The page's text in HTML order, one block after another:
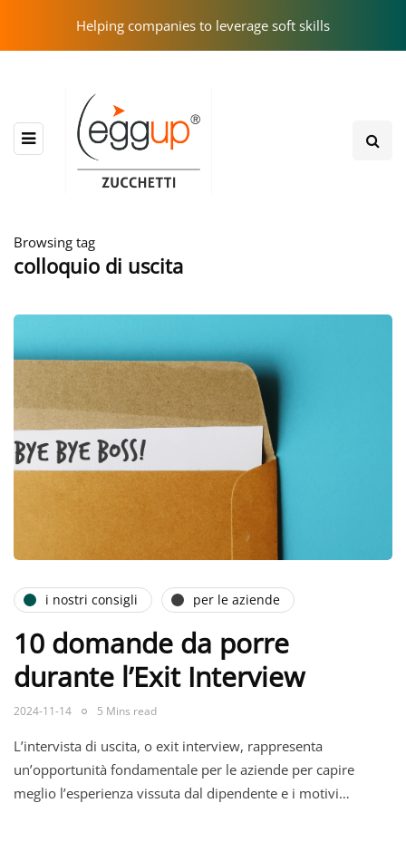
Helping companies to leverage soft skills
Browsing tag
colloquio di uscita
i nostri consigli per le aziende
10 domande da porre
durante l’Exit Interview
2024-11-14 5 Mins read
L’intervista di uscita, o exit interview, rappresenta
un’opportunità fondamentale per le aziende per capire
meglio l’esperienza vissuta dal dipendente e i motivi…